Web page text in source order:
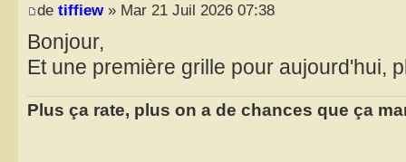
de tiffiew» Mar 21 Juil 2026 07:38
Bonjour,
Et une première grille pour aujourd'hui,
Plus ça rate, plus on a de chances que ça